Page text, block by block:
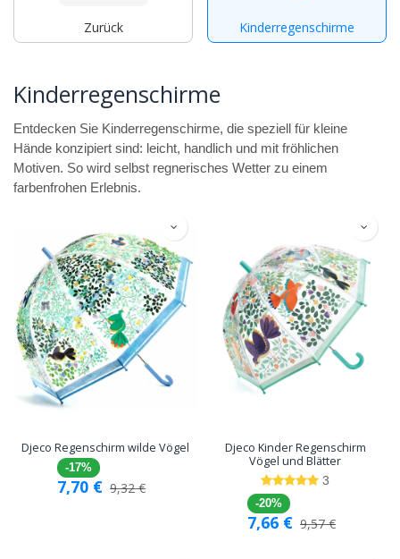
Zurück Kinderregenschirme
Kinderregenschirme
Entdecken Sie Kinderregenschirme, die speziell für kleine
Hände konzipiert sind: leicht, handlich und mit fröhlichen
Motiven. So wird selbst regnerisches Wetter zu einem
farbenfrohen Erlebnis.
Djeco Regenschirm wilde Vögel
-17%
7,70 € 9,32€
Djeco Kinder Regenschirm
Vögel und Blätter
3
-20%
7,66 € 9,57€